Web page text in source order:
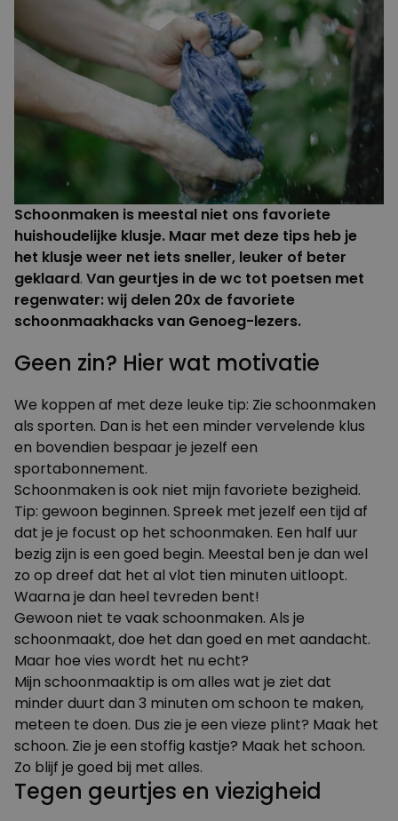
Schoonmaken is meestal niet ons favoriete
huishoudelijke klusje. Maar met deze tips heb je
het klusje weer net iets sneller, leuker of beter
geklaard. Van geurtjes in de wc tot poetsen met
regenwater: wij delen 20x de favoriete
schoonmaakhacks van Genoeg-lezers.
Geen zin? Hier wat motivatie
We koppen af met deze leuke tip: Zie schoonmaken
als sporten. Dan is het een minder vervelende klus
en bovendien bespaar je jezelf een
sportabonnement.
Schoonmaken is ook niet mijn favoriete bezigheid.
Tip: gewoon beginnen. Spreek met jezelf een tijd af
dat je je focust op het schoonmaken. Een half uur
bezig zijn is een goed begin. Meestal ben je dan wel
zo op dreef dat het al vlot tien minuten uitloopt.
Waarna je dan heel tevreden bent!
Gewoon niet te vaak schoonmaken. Als je
schoonmaakt, doe het dan goed en met aandacht.
Maar hoe vies wordt het nu echt?
Mijn schoonmaaktip is om alles wat je ziet dat
minder duurt dan 3 minuten om schoon te maken,
meteen te doen. Dus zie je een vieze plint? Maak het
schoon. Zie je een stoffig kastje? Maak het schoon.
Zo blijf je goed bij met alles.
Tegen geurtjes en viezigheid